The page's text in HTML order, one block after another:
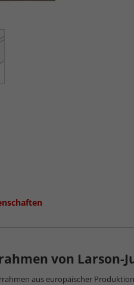
von Larson-
aus europäischer Produktion